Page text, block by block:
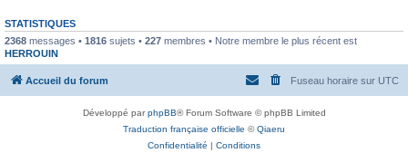
STATISTIQUES
2368 messages • 1816 sujets • 227 membres • Notre membre le plus récent est
HERROUIN
Accueil du forum Fuseau horaire sur UTC
Développé parphpBB® Forum Software © phpBB Limited
Traduction française officielle ©Qiaeru
Confidentialité | Conditions